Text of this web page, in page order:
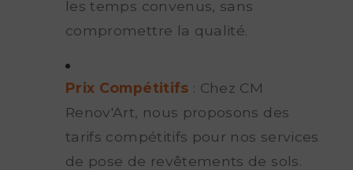
les temps convenus, sans
compromettre la qualité.
Prix Compétitifs : Chez CM
Renov'Art, nous proposons des
tarifs compétitifs pour nos services
de pose de revêtements de sols.